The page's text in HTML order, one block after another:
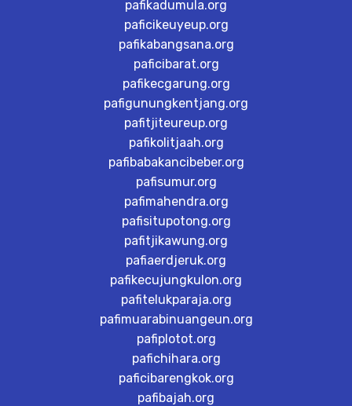
pafikadumula.org
paficikeuyeup.org
pafikabangsana.org
paficibarat.org
pafikecgarung.org
pafigunungkentjang.org
pafitjiteureup.org
pafikolitjaah.org
pafibabakancibeber.org
pafisumur.org
pafimahendra.org
pafisitupotong.org
pafitjikawung.org
pafiaerdjeruk.org
pafikecujungkulon.org
pafitelukparaja.org
pafimuarabinuangeun.org
pafiplotot.org
pafichihara.org
paficibarengkok.org
pafibajah.org